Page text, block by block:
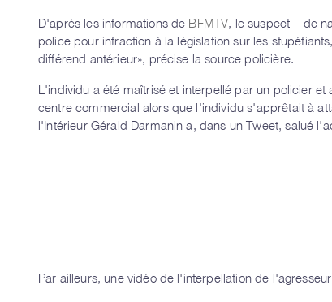
D'après les informations de BFMTV, le suspect – de
police pour infraction à la législation sur les
différend antérieur», précise la source policière.
L'individu a été maîtrisé et interpellé par un policier
centre commercial alors que l'individu s'apprêtait à
l'Intérieur Gérald Darmanin a, dans un Tweet, salué
Par ailleurs, une vidéo de l'interpellation de